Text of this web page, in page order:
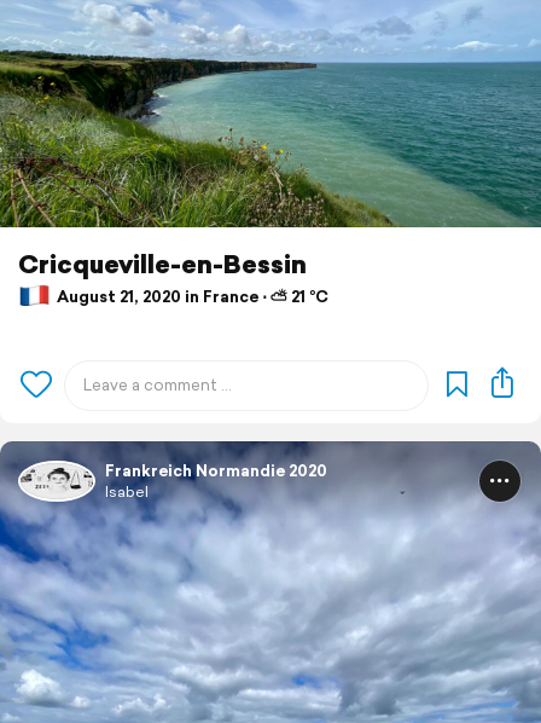
Cricqueville-en-Bessin
August 21, 2020 in France ⋅ ⛅ 21 °C
Frankreich Normandie 2020
Isabel